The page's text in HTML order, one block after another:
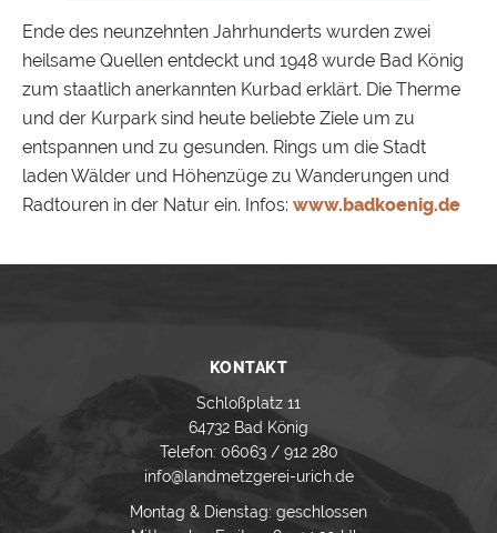
Ende des neunzehnten Jahrhunderts wurden zwei
heilsame Quellen entdeckt und 1948 wurde Bad König
zum staatlich anerkannten Kurbad erklärt. Die Therme
und der Kurpark sind heute beliebte Ziele um zu
entspannen und zu gesunden. Rings um die Stadt
laden Wälder und Höhenzüge zu Wanderungen und
Radtouren in der Natur ein. Infos: www.badkoenig.de
KONTAKT
Schloßplatz 11
64732 Bad König
Telefon: 06063 / 912 280
info@landmetzgerei-urich.de
Montag & Dienstag: geschlossen